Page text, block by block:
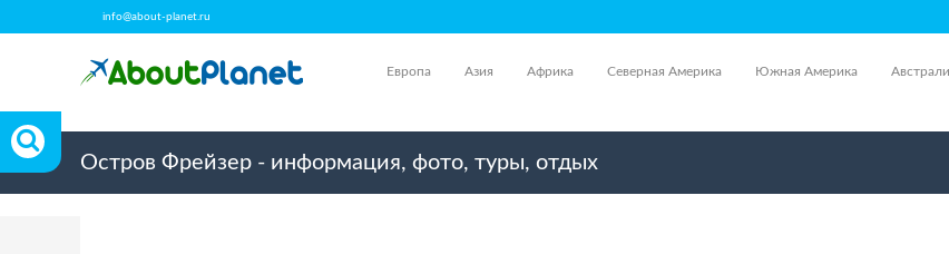
info@about-planet.ru
Европа Азия Африка Северная Америка Южная Америка
Остров Фрейзер - информация, фото, туры, отдых